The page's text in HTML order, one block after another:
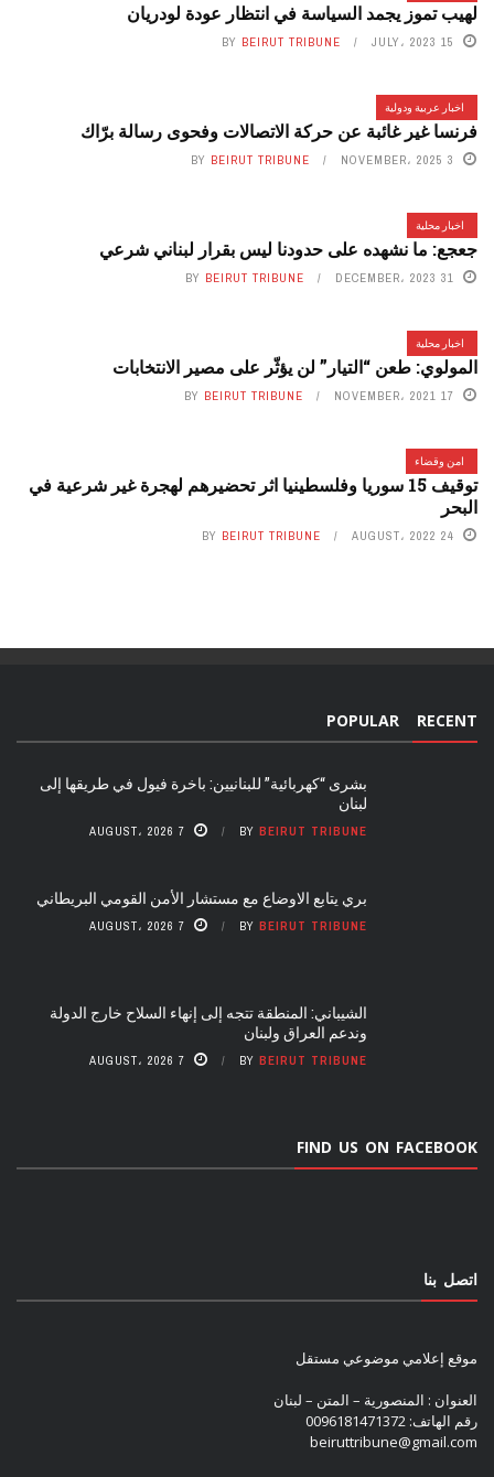
لهيب تموز يجمد السياسة في انتظار عودة لودريان
15 JULY، 2023 BY BEIRUT TRIBUNE
اخبار عربية ودولية
فرنسا غير غائبة عن حركة الاتصالات وفحوى رسالة برّاك
3 NOVEMBER، 2025 BY BEIRUT TRIBUNE
اخبار محلية
جعجع: ما نشهده على حدودنا ليس بقرار لبناني شرعي
31 DECEMBER، 2023 BY BEIRUT TRIBUNE
اخبار محلية
المولوي: طعن “التيار” لن يؤثّر على مصير الانتخابات
17 NOVEMBER، 2021 BY BEIRUT TRIBUNE
امن وقضاء
توقيف 15 سوريا وفلسطينيا اثر تحضيرهم لهجرة غير شرعية في
البحر
24 AUGUST، 2022 BY BEIRUT TRIBUNE
RECENT
POPULAR
بشرى “كهربائية” للبنانيين: باخرة فيول في طريقها إلى
لبنان
BY BEIRUT TRIBUNE 7 AUGUST، 2026
بري يتابع الاوضاع مع مستشار الأمن القومي البريطاني
BY BEIRUT TRIBUNE 7 AUGUST، 2026
الشيباني: المنطقة تتجه إلى إنهاء السلاح خارج الدولة
وندعم العراق ولبنان
BY BEIRUT TRIBUNE 7 AUGUST، 2026
FIND US ON FACEBOOK
اتصل بنا
موقع إعلامي موضوعي مستقل
العنوان : المنصورية – المتن – لبنان
رقم الهاتف: 0096181471372
beiruttribune@gmail.com